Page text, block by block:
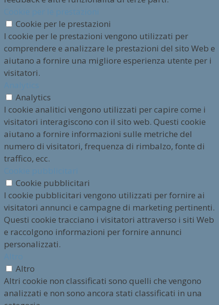
Cookie per le prestazioni
I cookie per le prestazioni vengono utilizzati per
comprendere e analizzare le prestazioni del sito Web e
aiutano a fornire una migliore esperienza utente per i
visitatori.
Analytics
I cookie analitici vengono utilizzati per capire come i
visitatori interagiscono con il sito web. Questi cookie
aiutano a fornire informazioni sulle metriche del
numero di visitatori, frequenza di rimbalzo, fonte di
traffico, ecc.
Cookie pubblicitari
I cookie pubblicitari vengono utilizzati per fornire ai
visitatori annunci e campagne di marketing pertinenti.
Questi cookie tracciano i visitatori attraverso i siti Web
e raccolgono informazioni per fornire annunci
personalizzati.
Altro
Altri cookie non classificati sono quelli che vengono
analizzati e non sono ancora stati classificati in una